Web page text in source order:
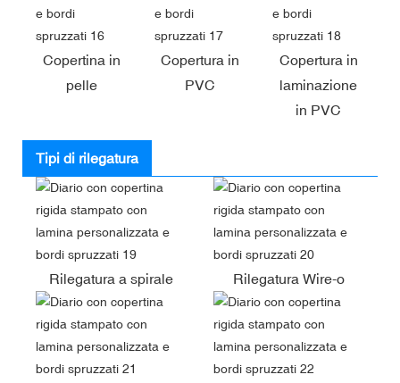
Copertina in
pelle
Copertura in
PVC
Copertura in
laminazione
in PVC
Tipi di rilegatura
Rilegatura a spirale Rilegatura Wire-o